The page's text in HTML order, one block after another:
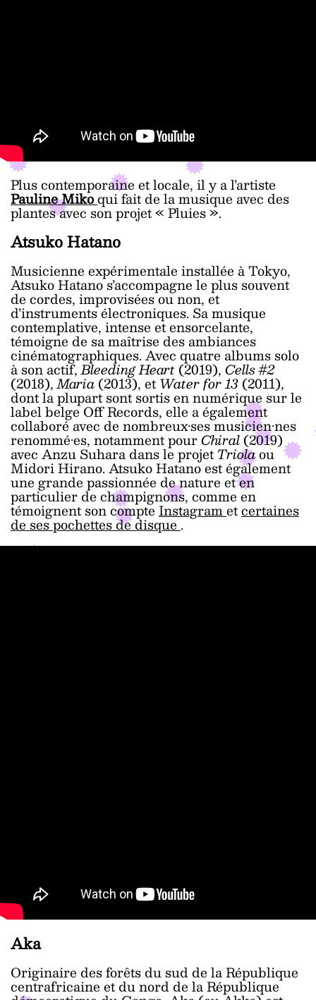
Plus contemporaine et locale, il y a l’artiste
Pauline Mikoqui fait de la musique avec des
plantes avec son projet « Pluies ».
Atsuko Hatano
Musicienne expérimentale installée à Tokyo,
Atsuko Hatano s’accompagne le plus souvent
de cordes, improvisées ou non, et
d’instruments électroniques. Sa musique
contemplative, intense et ensorcelante,
témoigne de sa maîtrise des ambiances
cinématographiques. Avec quatre albums solo
à son actif,Bleeding Heart (2019),Cells #2
(2018),Maria(2013), etWater for 13(2011),
dont la plupart sont sortis en numérique sur le
label belge Off Records, elle a également
collaboré avec de nombreux·ses musicien·nes
renommé·es, notamment pourChiral(2019)
avec Anzu Suhara dans le projetTriolaou
Midori Hirano. Atsuko Hatano est également
une grande passionnée de nature et en
particulier de champignons, comme en
témoignent son compteInstagrametcertaines
de ses pochettes de disque.
Aka
Originaire des forêts du sud de la République
centrafricaine et du nord de la République